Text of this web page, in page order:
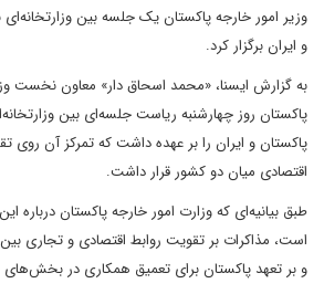
وزیر امور خارجه پاکستان یک جلسه بین وزارتخانه‌ای
و ایران برگزار کرد.
به گزارش ایسنا، «محمد اسحاق دار» معاون نخست
پاکستان روز چهارشنبه ریاست جلسه‌ای بین
پاکستان و ایران را بر عهده داشت که تمرکز آن روی
اقتصادی میان دو کشور قرار داشت.
طبق بیانیه‌ای که وزارت امور خارجه پاکستان
است، مذاکرات بر تقویت روابط اقتصادی و تجاری بین
و بر تعهد پاکستان برای تعمیق همکاری در